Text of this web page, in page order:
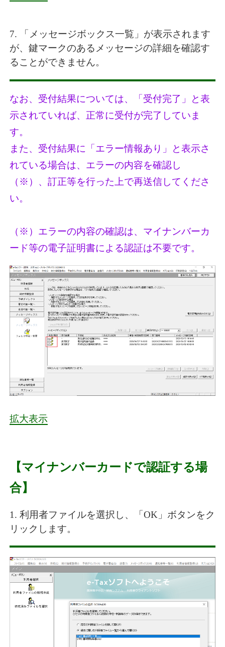
7. 「メッセージボックス一覧」が表示されます
が、鍵マークのあるメッセージの詳細を確認す
ることができません。
なお、受付結果については、「受付完了」と表
示されていれば、正常に受付が完了していま
す。
また、受付結果に「エラー情報あり」と表示さ
れている場合は、エラーの内容を確認し
（※）、訂正等を行った上で再送信してくださ
い。
（※）エラーの内容の確認は、マイナンバーカ
ード等の電子証明書による認証は不要です。
拡大表示
【マイナンバーカードで認証する場
合】
1. 利用者ファイルを選択し、「OK」ボタンをク
リックします。